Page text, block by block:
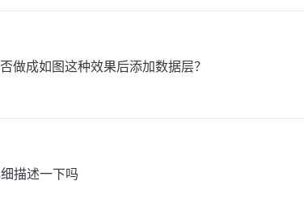
做成如图这种效果后添加数据层？
描述一下吗